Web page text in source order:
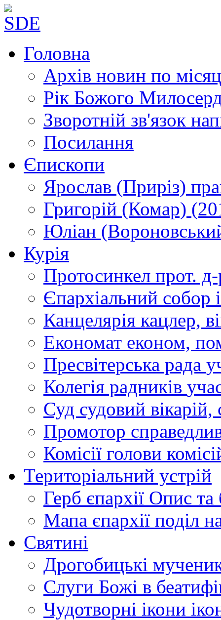
Головна
Архів новин по
Рік Божого
Зворотній зв'язок
Посилання
Єпископи
Ярослав (Приріз)
Григорій (Комар)
Юліан
Курія
Протосинкел прот.
Єпархіальний собор
Канцелярія кацлер,
Економат економ,
Пресвітерська рада
Колегія радників
Суд судовий вікарій,
Промотор
Комісії голови
Територіальний устрій
Герб єпархії Опис та
Мапа єпархії поділ
Святині
Дрогобицькі
Слуги Божі в
Чудотворні ікони